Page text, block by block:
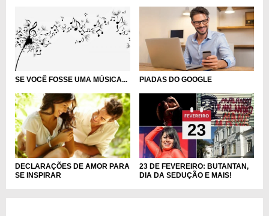
SE VOCÊ FOSSE UMA MÚSICA... PIADAS DO GOOGLE
DECLARAÇÕES DE AMOR PARA
SE INSPIRAR
23 DE FEVEREIRO: BUTANTAN,
DIA DA SEDUÇÃO E MAIS!